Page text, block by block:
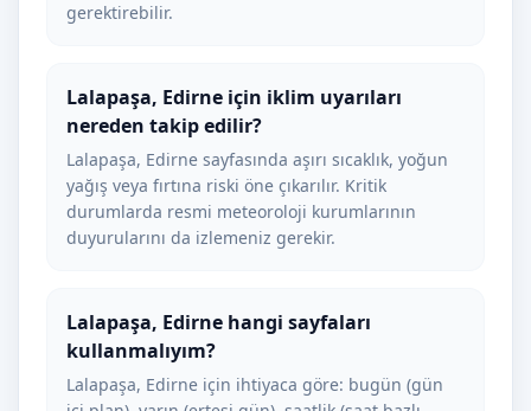
gerektirebilir.
Lalapaşa, Edirne için iklim uyarıları
nereden takip edilir?
Lalapaşa, Edirne sayfasında aşırı sıcaklık, yoğun
yağış veya fırtına riski öne çıkarılır. Kritik
durumlarda resmi meteoroloji kurumlarının
duyurularını da izlemeniz gerekir.
Lalapaşa, Edirne hangi sayfaları
kullanmalıyım?
Lalapaşa, Edirne için ihtiyaca göre: bugün (gün